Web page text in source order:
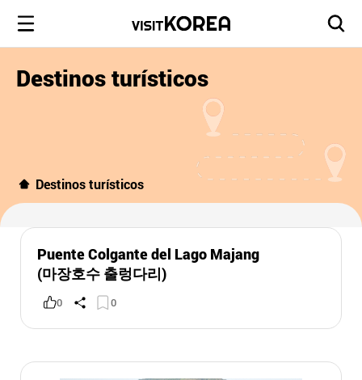
Destinos turísticos
Destinos turísticos
Puente Colgante del Lago Majang
(마장호수 출렁다리)
0 0